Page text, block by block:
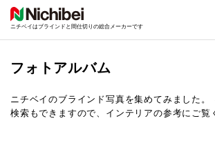
ニチベイはブラインドと間仕切りの総合メーカーです
フォトアルバム
ニチベイのブラインド写真を集めてみました。
検索もできますので、インテリアの参考にご覧